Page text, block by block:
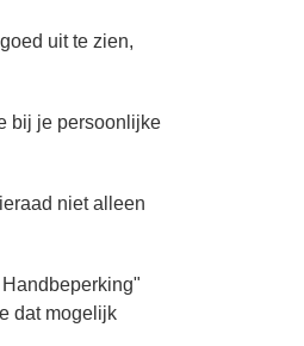
uit te zien,
bij je persoonlijke
niet alleen
dat mogelijk